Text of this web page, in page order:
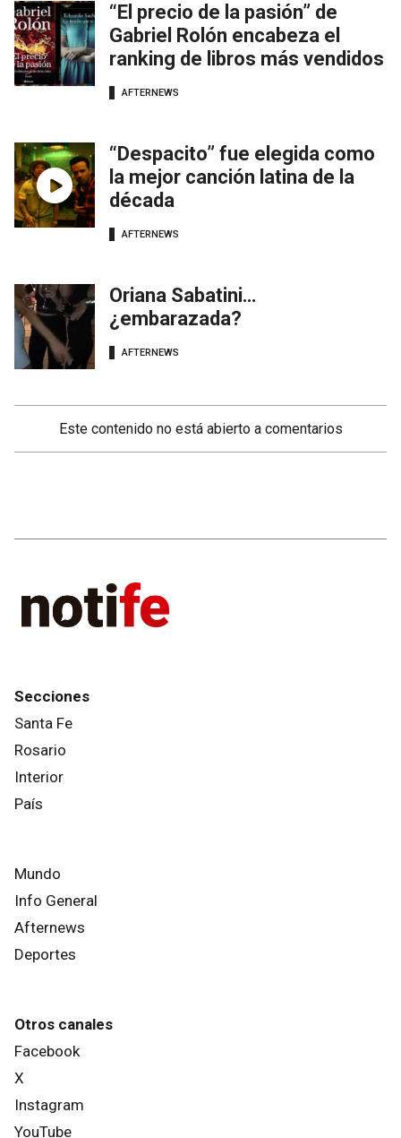
“El precio de la pasión” de
Gabriel Rolón encabeza el
ranking de libros más vendidos
AFTERNEWS
“Despacito” fue elegida como
la mejor canción latina de la
década
AFTERNEWS
Oriana Sabatini…
¿embarazada?
AFTERNEWS
Este contenido no está abierto a comentarios
Secciones
Santa Fe
Rosario
Interior
País
Mundo
Info General
Afternews
Deportes
Otros canales
Facebook
X
Instagram
YouTube